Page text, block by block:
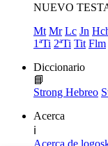
NUEVO
Mt Mr Lc Jn
1ªTi 2ªTi Tit Flm
Diccionario
📘
Strong Hebreo
Acerca
ℹ️
Acerca de